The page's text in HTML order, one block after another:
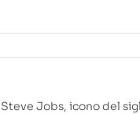
Steve Jobs, icono del